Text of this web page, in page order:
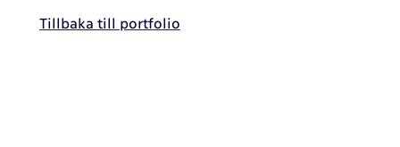
Tillbaka till portfolio